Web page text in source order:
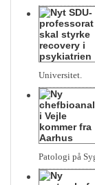
Universitet.
Patologi på